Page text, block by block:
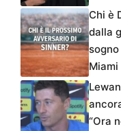
Chi è
dalla
Miami
“Ora